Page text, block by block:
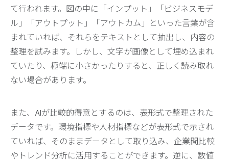
て行われます。図の中に「インプット」「ビジネスモデ
ル」「アウトプット」「アウトカム」といった言葉が含
まれていれば、それらをテキストとして抽出し、内容の
整理を試みます。しかし、文字が画像として埋め込まれ
ていたり、極端に小さかったりすると、正しく読み取れ
ない場合があります。
また、AIが比較的得意とするのは、表形式で整理された
データです。環境指標や人材指標などが表形式で示され
ていれば、そのままデータとして取り込み、企業間比較
やトレンド分析に活用することができます。逆に、数値